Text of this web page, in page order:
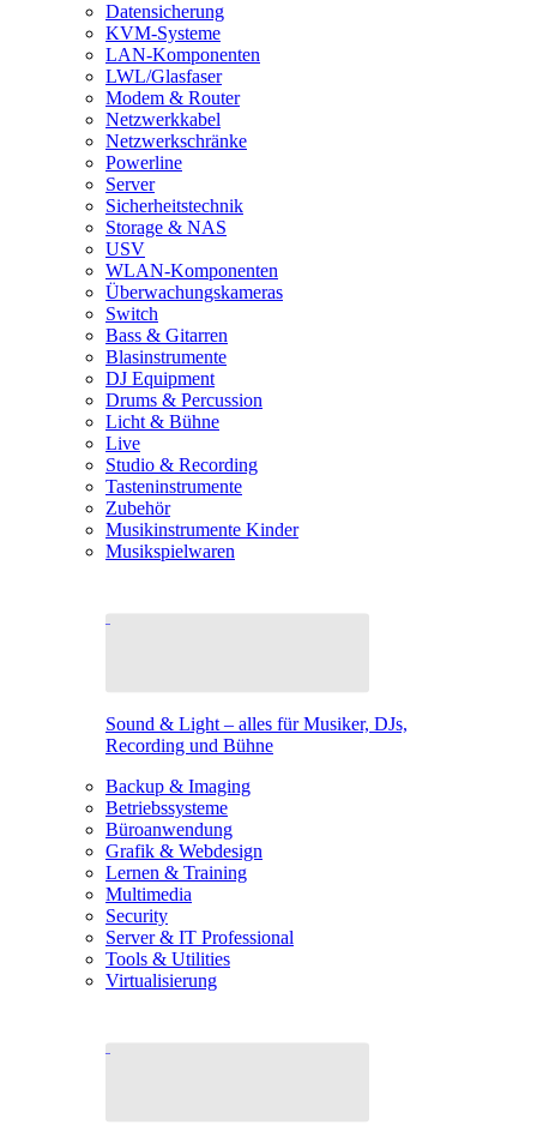
Datensicherung
KVM-Systeme
LAN-Komponenten
LWL/Glasfaser
Modem & Router
Netzwerkkabel
Netzwerkschränke
Powerline
Server
Sicherheitstechnik
Storage & NAS
USV
WLAN-Komponenten
Überwachungskameras
Switch
Bass & Gitarren
Blasinstrumente
DJ Equipment
Drums & Percussion
Licht & Bühne
Live
Studio & Recording
Tasteninstrumente
Zubehör
Musikinstrumente Kinder
Musikspielwaren
Sound & Light – alles für Musiker, DJs,
Recording und Bühne
Backup & Imaging
Betriebssysteme
Büroanwendung
Grafik & Webdesign
Lernen & Training
Multimedia
Security
Server & IT Professional
Tools & Utilities
Virtualisierung